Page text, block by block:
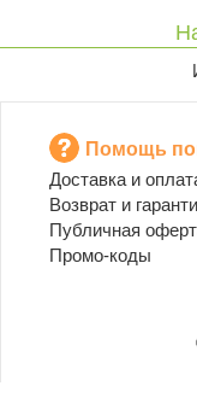
Помощь
Доставка и
Возврат и
Публичная
Промо-коды